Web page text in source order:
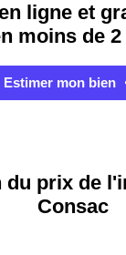
ligne et
moins de
Estimer mon bien
du prix de
Consac